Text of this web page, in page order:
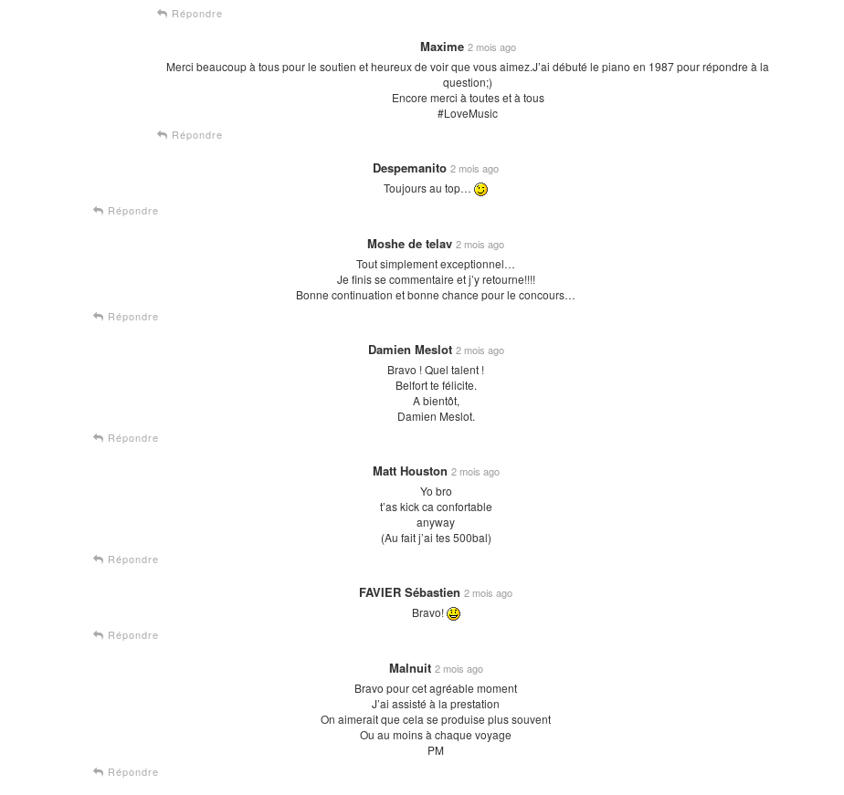
Répondre
Maxime 2 mois ago
Merci beaucoup à tous pour le soutien et heureux de voir que vous aimez.J’ai débuté le piano en 1987 pour répondre à la
question;)
Encore merci à toutes et à tous
#LoveMusic
Répondre
Despemanito 2 mois ago
Toujours au top…
Répondre
Moshe de telav 2 mois ago
Tout simplement exceptionnel…
Je finis se commentaire et j’y retourne!!!!
Bonne continuation et bonne chance pour le concours…
Répondre
Damien Meslot 2 mois ago
Bravo ! Quel talent !
Belfort te félicite.
A bientôt,
Damien Meslot.
Répondre
Matt Houston 2 mois ago
Yo bro
t’as kick ca confortable
anyway
(Au fait j’ai tes 500bal)
Répondre
FAVIER Sébastien 2 mois ago
Bravo!
Répondre
Malnuit 2 mois ago
Bravo pour cet agréable moment
J’ai assisté à la prestation
On aimerait que cela se produise plus souvent
Ou au moins à chaque voyage
PM
Répondre